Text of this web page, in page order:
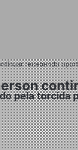
recebendo
pela torcida